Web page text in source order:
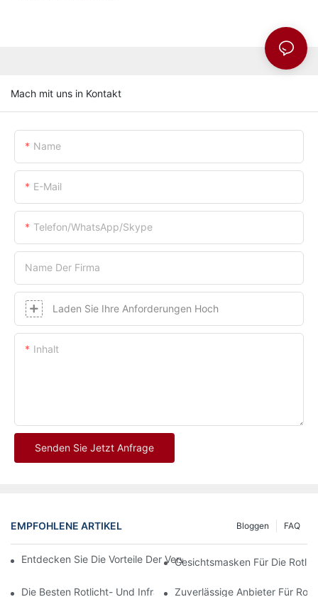
Mach mit uns in Kontakt
Name
E-Mail
Telefon/WhatsApp/Skype
Name Der Firma
Laden Sie Ihre Anforderungen Hoch
Inhalt
Senden Sie Jetzt Anfrage
EMPFOHLENE ARTIKEL FAQ
Bloggen
Entdecken Sie Die Vorteile Der Verwendung Einer
Gesichtsmasken Für Die
Die Besten Rotlicht- Und Infrarottherapiegeräte Für Eine
Zuverlässige Anbieter Für